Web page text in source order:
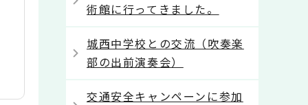
術館に行ってきました。
城西中学校との交流（吹奏楽
部の出前演奏会）
交通安全キャンペーンに参加